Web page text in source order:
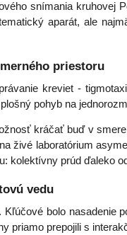
snímania kruhovej
aparát, ale
priestoru
kreviet -
pohyb na
kráčať buď v
živé laboratórium
kolektívny prúd ďaleko
vedu
bolo nasadenie
priamo prepojili s